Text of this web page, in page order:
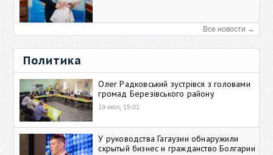
Все новости →
Политика
Олег Радковський зустрівся з головами
громад Березівського району
19 июл, 15:01
У руководства Гагаузии обнаружили
скрытый бизнес и гражданство Болгарии